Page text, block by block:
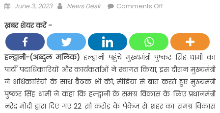
Posted
June 3, 2023 Author
News Desk Comments Offon
सिंह
धामी
ने
हल्द्वानी
के
समग्र
विकास
ख़बर शेयर करें -
हल्द्वानी-(अब्दुल मलिक)हल्द्वानी पहुंचे मुख्यमंत्री पुष्कर सिंह धामी का
पार्टी पदाधिकारियों और कार्यकर्ताओं ने स्वागत किया, इस दौरान मुख्यमंत्री
ने अधिकारियों के साथ बैठक भी की, मीडिया से बात करते हुए मुख्यमंत्री
पुष्कर सिंह धामी ने कहा कि हल्द्वानी के समग्र विकास के लिए प्रधानमंत्री
नरेंद्र मोदी द्वारा दिए गए 22 सौ करोड़ के पैकेज से शहर का समग्र विकास